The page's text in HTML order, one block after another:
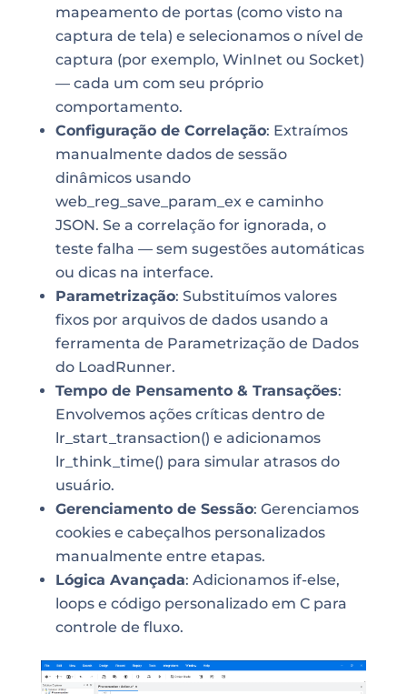
mapeamento de portas (como visto na
captura de tela) e selecionamos o nível de
captura (por exemplo, WinInet ou Socket)
— cada um com seu próprio
comportamento.
Configuração de Correlação: Extraímos
manualmente dados de sessão
dinâmicos usando
web_reg_save_param_ex e caminho
JSON. Se a correlação for ignorada, o
teste falha — sem sugestões automáticas
ou dicas na interface.
Parametrização: Substituímos valores
fixos por arquivos de dados usando a
ferramenta de Parametrização de Dados
do LoadRunner.
Tempo de Pensamento & Transações:
Envolvemos ações críticas dentro de
lr_start_transaction() e adicionamos
lr_think_time() para simular atrasos do
usuário.
Gerenciamento de Sessão: Gerenciamos
cookies e cabeçalhos personalizados
manualmente entre etapas.
Lógica Avançada: Adicionamos if-else,
loops e código personalizado em C para
controle de fluxo.